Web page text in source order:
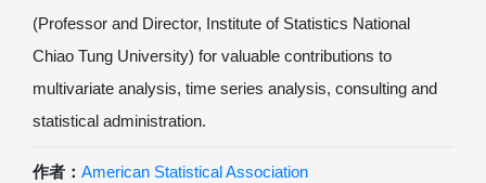
(Professor and Director, Institute of Statistics National
Chiao Tung University) for valuable contributions to
multivariate analysis, time series analysis, consulting and
statistical administration.
作者： American Statistical Association